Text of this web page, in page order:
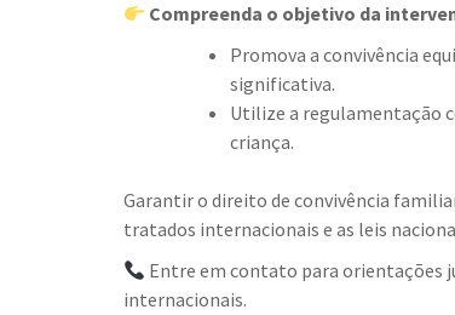
Compreenda o objetivo da
Promova a convivência
significativa.
Utilize a regulamentação
criança.
Garantir o direito de convivência
tratados internacionais e as leis
Entre em contato para orientações
internacionais.